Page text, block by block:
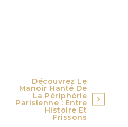
Découvrez Le
Manoir Hanté De
La Périphérie
Parisienne : Entre
Histoire Et
Frissons